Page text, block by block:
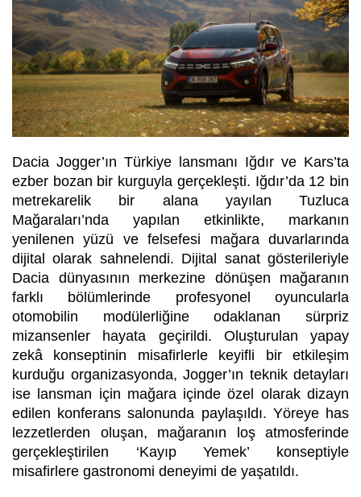
Dacia Jogger’ın Türkiye lansmanı Iğdır ve Kars’ta
ezber bozan bir kurguyla gerçekleşti. Iğdır’da 12 bin
metrekarelik bir alana yayılan Tuzluca
Mağaraları’nda yapılan etkinlikte, markanın
yenilenen yüzü ve felsefesi mağara duvarlarında
dijital olarak sahnelendi. Dijital sanat gösterileriyle
Dacia dünyasının merkezine dönüşen mağaranın
farklı bölümlerinde profesyonel oyuncularla
otomobilin modülerliğine odaklanan sürpriz
mizansenler hayata geçirildi. Oluşturulan yapay
zekâ konseptinin misafirlerle keyifli bir etkileşim
kurduğu organizasyonda, Jogger’ın teknik detayları
ise lansman için mağara içinde özel olarak dizayn
edilen konferans salonunda paylaşıldı. Yöreye has
lezzetlerden oluşan, mağaranın loş atmosferinde
gerçekleştirilen ‘Kayıp Yemek’ konseptiyle
misafirlere gastronomi deneyimi de yaşatıldı.